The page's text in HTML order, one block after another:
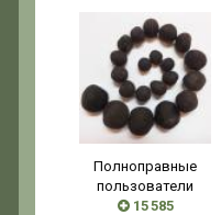
Полноправные
пользователи
15 585